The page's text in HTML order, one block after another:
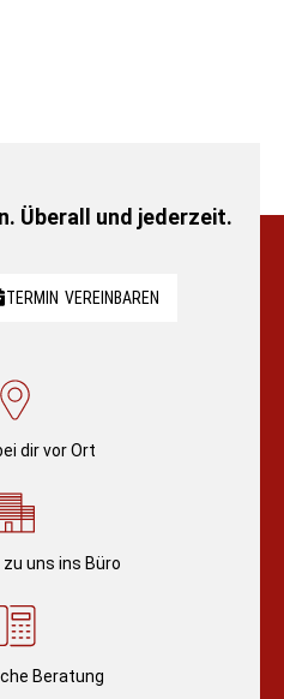
Überall und jederzeit.
TERMIN VEREINBAREN
dir vor Ort
uns ins Büro
Beratung